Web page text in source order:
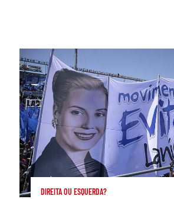
DIREITA OU ESQUERDA?